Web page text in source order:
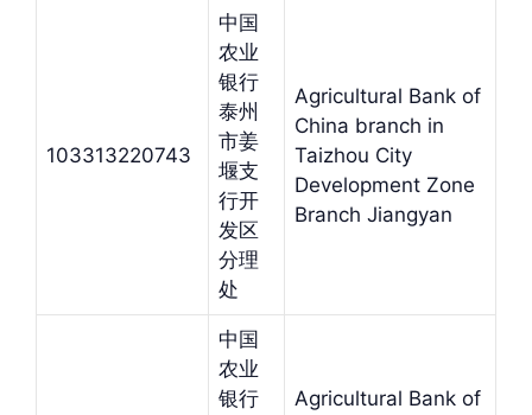
103313220743
中国
农业
银行
泰州
市姜
堰支
行开
发区
分理
处
Agricultural Bank of
China branch in
Taizhou City
Development Zone
Branch Jiangyan
中国
农业
银行
Agricultural Bank of